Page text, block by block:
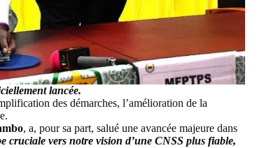
lancée.
des démarches, l’amélioration de la
, a, pour sa part, salué une avancée majeure dans
cruciale vers notre vision d’une CNSS plus fiable,